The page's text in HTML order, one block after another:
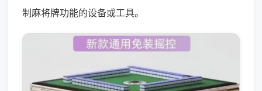
制麻将牌功能的设备或工具。